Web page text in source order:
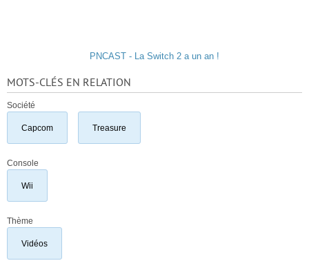
PNCAST - La Switch 2 a un an !
MOTS-CLÉS EN RELATION
Société
Capcom Treasure
Console
Wii
Thème
Vidéos